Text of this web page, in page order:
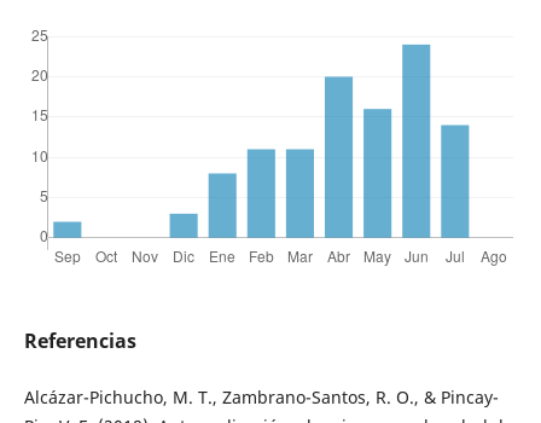
Referencias
Alcázar-Pichucho, M. T., Zambrano-Santos, R. O., & Pincay-